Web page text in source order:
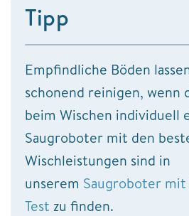
Tipp
Empfindliche Böden
schonend reinigen, wenn
beim Wischen individuell
Saugroboter mit den
Wischleistungen sind in
unserem Saugroboter
Test zu finden.